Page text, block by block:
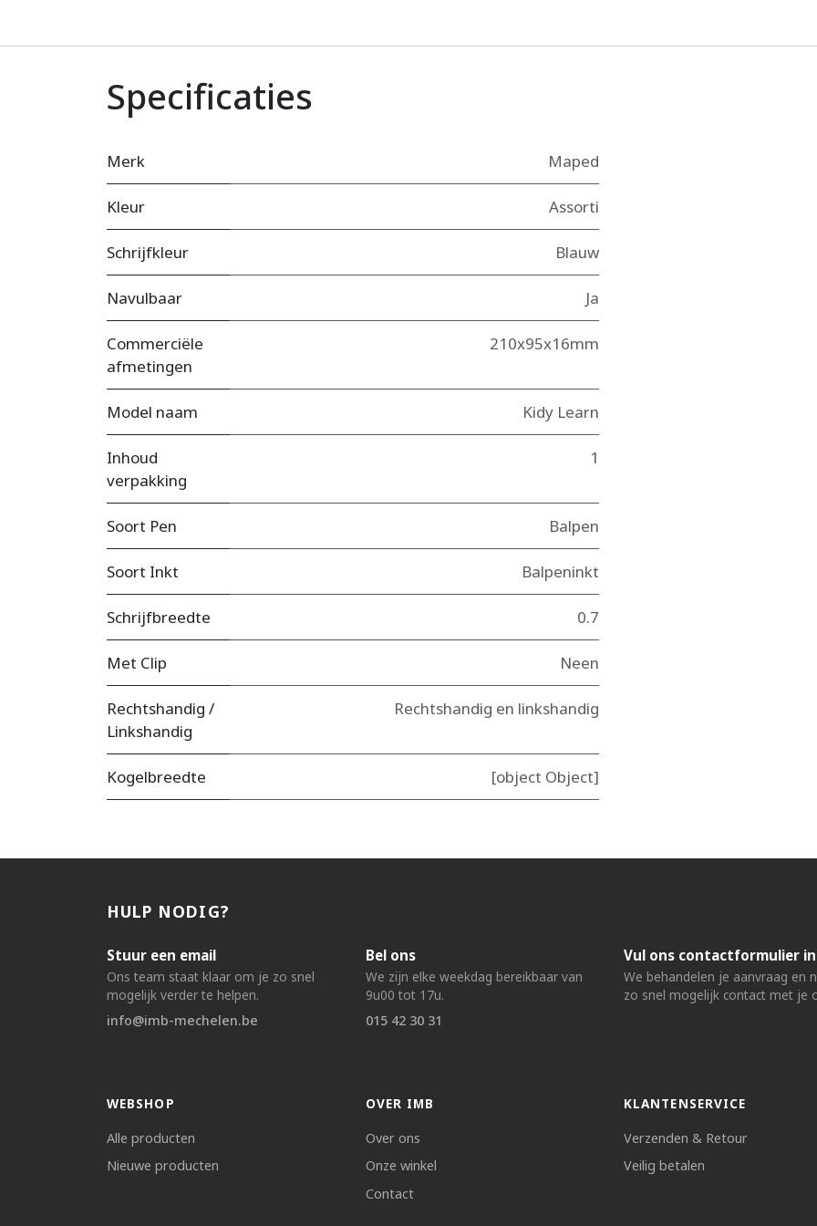
Specificaties
Merk Maped
Kleur Assorti
Schrijfkleur Blauw
Navulbaar Ja
Commerciële
afmetingen
210x95x16mm
Model naam Kidy Learn
Inhoud
verpakking
1
Soort Pen Balpen
Soort Inkt Balpeninkt
Schrijfbreedte 0.7
Met Clip Neen
Rechtshandig /
Linkshandig
Rechtshandig en linkshandig
Kogelbreedte [object Object]
HULP NODIG?
Stuur een email
Ons team staat klaar om je zo snel
mogelijk verder te helpen.
info@imb-mechelen.be
Bel ons
We zijn elke weekdag bereikbaar van
9u00 tot 17u.
015 42 30 31
Vul ons contactformulier in
We behandelen je aanvraag en
zo snel mogelijk contact met je
WEBSHOP
Alle producten
Nieuwe producten
OVER IMB
Over ons
Onze winkel
Contact
KLANTENSERVICE
Verzenden & Retour
Veilig betalen